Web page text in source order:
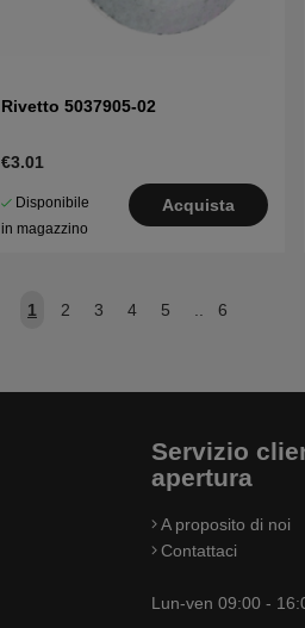
Rivetto 5037905-02
€3.01
Disponibile
in magazzino
Acquista
1 2 3 4 5 .. 6
Servizio
apertura
A proposito di noi
Contattaci
Lun-ven 09:00 -